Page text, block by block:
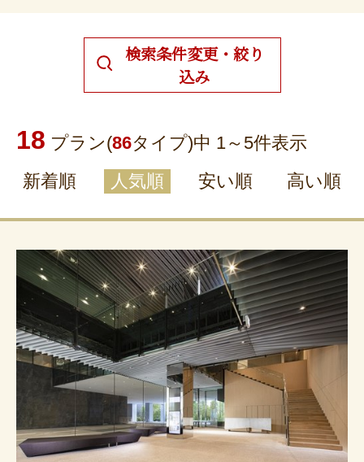
検索条件変更・絞り
込み
18 プラン(86タイプ)中 1～ 5件表示
新着順
人気順 安い順 高い順